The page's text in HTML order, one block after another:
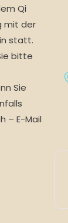
Qi
mit der
statt.
bitte
Sie
– E-Mail